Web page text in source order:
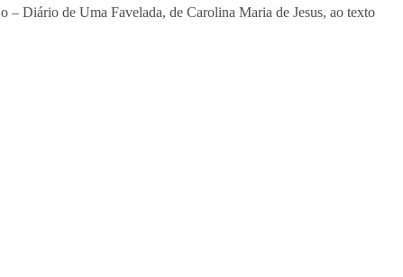
– Diário de Uma Favelada, de Carolina Maria de Jesus, ao texto